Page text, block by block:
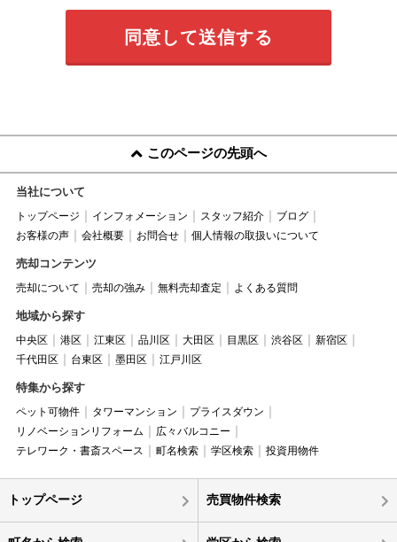
このページの先頭へ
当社について
トップページ インフォメーション スタッフ紹介
ブログ
お客様の声
会社概要 お問合せ 個人情報の取扱いについて
売却コンテンツ
売却について 売却の強み 無料売却査定 よくある質問
地域から探す
中央区 港区 江東区 品川区 大田区 目黒区 渋谷区
新宿区
千代田区
台東区 墨田区 江戸川区
特集から探す
ペット可物件 タワーマンション
プライスダウン
リノベーションリフォーム
広々バルコニー
テレワーク・書斎スペース
町名検索 学区検索 投資用物件
トップページ 売買物件検索